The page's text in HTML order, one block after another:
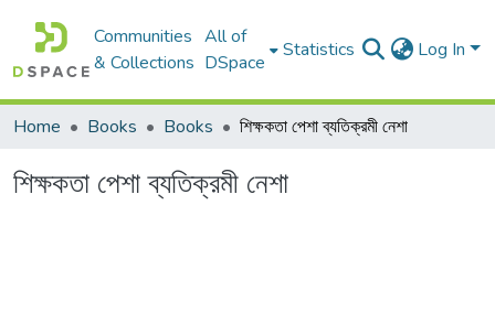
Communities
& Collections
All of
DSpace
Statistics Log In
Home Books Books শিক্ষকতা পেশা ব্যতিক্রমী নেশা
শিক্ষকতা পেশা ব্যতিক্রমী নেশা